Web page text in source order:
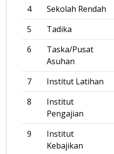
4 Sekolah Rendah
5
Tadika
6
Taska/Pusat
Asuhan
7 Institut Latihan
8
Institut
Pengajian
9
Institut
Kebajikan